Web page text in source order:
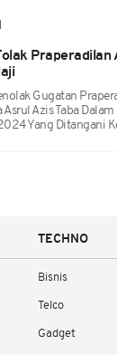
Praperadilan
Gugatan
Asrul Azis Taba
Yang Ditangani
TECHNO
Bisnis
Telco
Gadget